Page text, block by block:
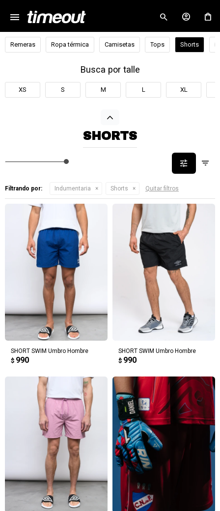
menu
Remeras Ropa térmica Camisetas Tops Shorts
Busca por talle
XS S M L XL
SHORTS
Filtrando por: Indumentaria Shorts Quitar filtros
SHORT SWIM Umbro Hombre
$ 990
SHORT SWIM Umbro Hombre
$ 990